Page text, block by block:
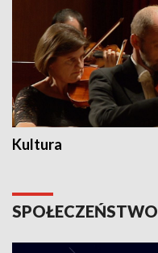
Kultura
SPOŁECZEŃSTWO